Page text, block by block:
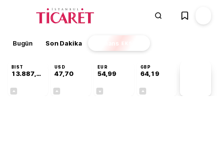
Bugün Son Dakika Finans EKSTRA
BIST
13.887,29
USD
47,70
EUR
54,99
GBP
64,19